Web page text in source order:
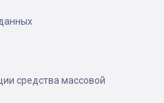
средства массовой